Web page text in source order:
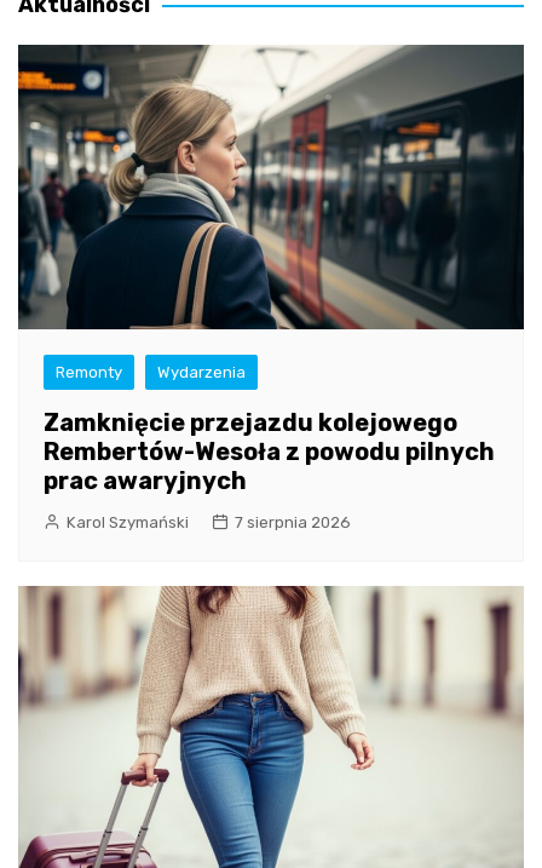
Remonty Wydarzenia
Zamknięcie przejazdu kolejowego
Rembertów-Wesoła z powodu pilnych
prac awaryjnych
Karol Szymański 7 sierpnia 2026